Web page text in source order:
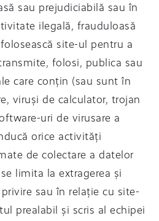
sau prejudiciabilă sau în
ilegală, frauduloasă
site-ul pentru a
folosi, publica sau
care conțin (sau sunt în
viruși de calculator, trojan
uri de virusare a
orice activități
de colectare a datelor
limita la extragerea și
sau în relație cu site-
prealabil și scris al echipei